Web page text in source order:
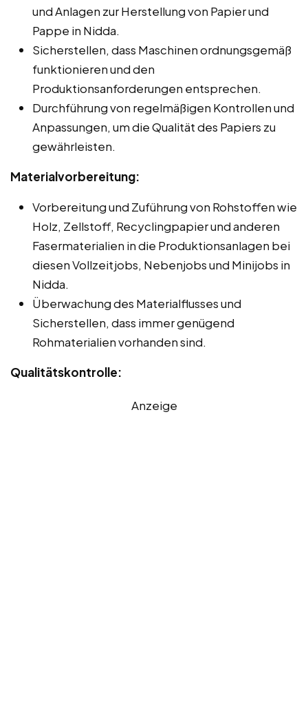
und Anlagen zur Herstellung von Papier und
Pappe in Nidda.
Sicherstellen, dass Maschinen ordnungsgemäß
funktionieren und den
Produktionsanforderungen entsprechen.
Durchführung von regelmäßigen Kontrollen und
Anpassungen, um die Qualität des Papiers zu
gewährleisten.
Materialvorbereitung:
Vorbereitung und Zuführung von Rohstoffen wie
Holz, Zellstoff, Recyclingpapier und anderen
Fasermaterialien in die Produktionsanlagen bei
diesen Vollzeitjobs, Nebenjobs und Minijobs in
Nidda.
Überwachung des Materialflusses und
Sicherstellen, dass immer genügend
Rohmaterialien vorhanden sind.
Qualitätskontrolle:
Anzeige